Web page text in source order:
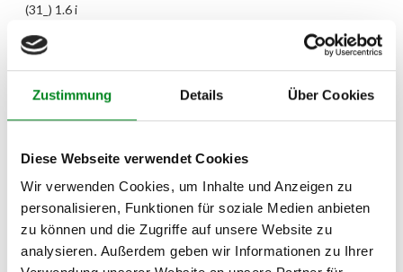
Zustimmung Details Über Cookies
Diese Webseite verwendet Cookies
Wir verwenden Cookies, um Inhalte und Anzeigen zu
personalisieren, Funktionen für soziale Medien anbieten
zu können und die Zugriffe auf unsere Website zu
analysieren. Außerdem geben wir Informationen zu Ihrer
(31_) 1.6 i
OPEL VECTRA B Kombi
(31_) 1.6 i 16V
OPEL VECTRA B Kombi
(31_) 2.0 i 16V
OPEL VECTRA B Kombi
(31_) 2.2 i 16V
OPEL VECTRA B Kombi
(31_) 2.5 i V6